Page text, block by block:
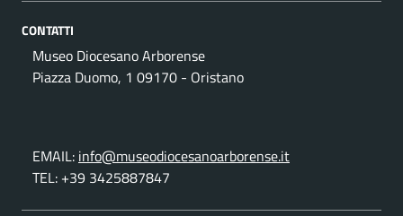
CONTATTI
Museo Diocesano Arborense
Piazza Duomo, 1 09170 - Oristano
EMAIL: info@museodiocesanoarborense.it
TEL: +39 3425887847